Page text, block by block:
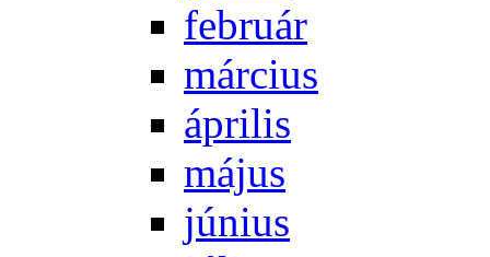
feb­ru­ár
már­ci­us
áp­ri­lis
má­jus
jú­ni­us